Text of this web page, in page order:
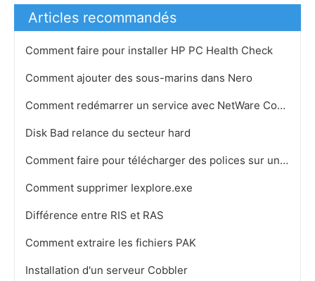
Articles recommandés
Comment faire pour installer HP PC Health Check
Comment ajouter des sous-marins dans Nero
Comment redémarrer un service avec NetWare Commandes
Disk Bad relance du secteur hard
Comment faire pour télécharger des polices sur un Cricut Expression
Comment supprimer Iexplore.exe
Différence entre RIS et RAS
Comment extraire les fichiers PAK
Installation d'un serveur Cobbler